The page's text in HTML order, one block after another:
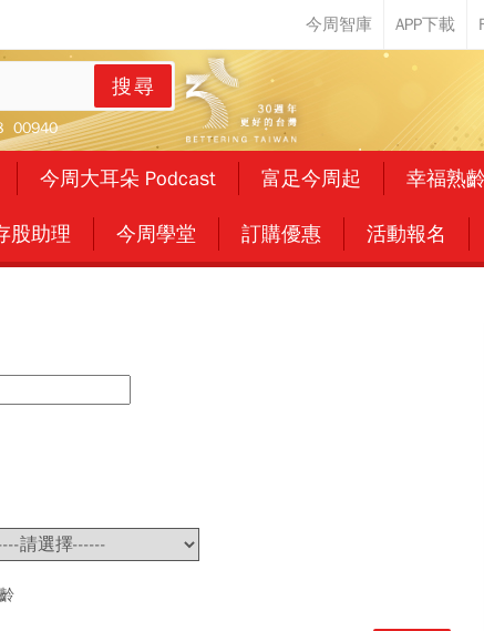
搜尋
00940
今周大耳朵 Podcast 富足今周起 幸福熟
股助理 今周學堂 訂購優惠 活動報名